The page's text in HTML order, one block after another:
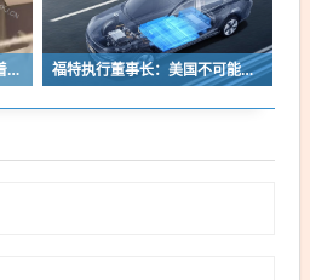
女子称名创优品内裤“穿着穿着掉了”让其颜面尽失 品牌方客服回应：已启动紧急调查 福特执行董事长：美国不可能永远把中国车企挡在门外 进来也有信心击败